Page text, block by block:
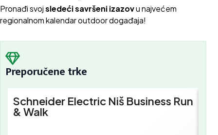
Pronađi svojsledeći savršeni izazovu najvećem
regionalnom kalendar outdoor događaja!
Preporučene trke
Schneider Electric Niš Business Run
& Walk